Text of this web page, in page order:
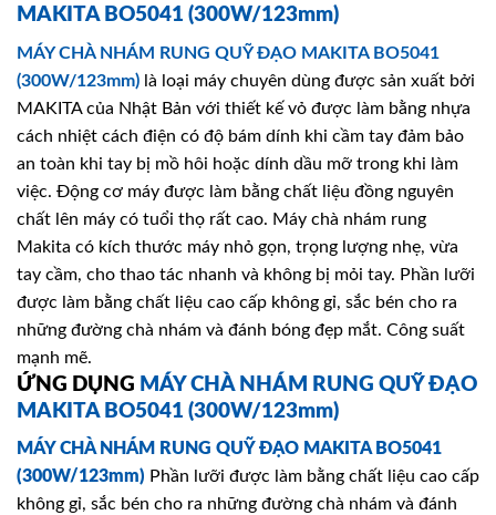
MAKITA BO5041 (300W/123mm)
MÁY CHÀ NHÁM RUNG QUỸ ĐẠO MAKITA BO5041
(300W/123mm) là loại máy chuyên dùng được sản xuất bởi
MAKITA của Nhật Bản với thiết kế vỏ được làm bằng nhựa
cách nhiệt cách điện có độ bám dính khi cầm tay đảm bảo
an toàn khi tay bị mồ hôi hoặc dính dầu mỡ trong khi làm
việc. Động cơ máy được làm bằng chất liệu đồng nguyên
chất lên máy có tuổi thọ rất cao. Máy chà nhám rung
Makita có kích thước máy nhỏ gọn, trọng lượng nhẹ, vừa
tay cầm, cho thao tác nhanh và không bị mỏi tay. Phần lưỡi
được làm bằng chất liệu cao cấp không gỉ, sắc bén cho ra
những đường chà nhám và đánh bóng đẹp mắt. Công suất
mạnh mẽ.
ỨNG DỤNG MÁY CHÀ NHÁM RUNG QUỸ ĐẠO
MAKITA BO5041 (300W/123mm)
MÁY CHÀ NHÁM RUNG QUỸ ĐẠO MAKITA BO5041
(300W/123mm) Phần lưỡi được làm bằng chất liệu cao cấp
không gỉ, sắc bén cho ra những đường chà nhám và đánh